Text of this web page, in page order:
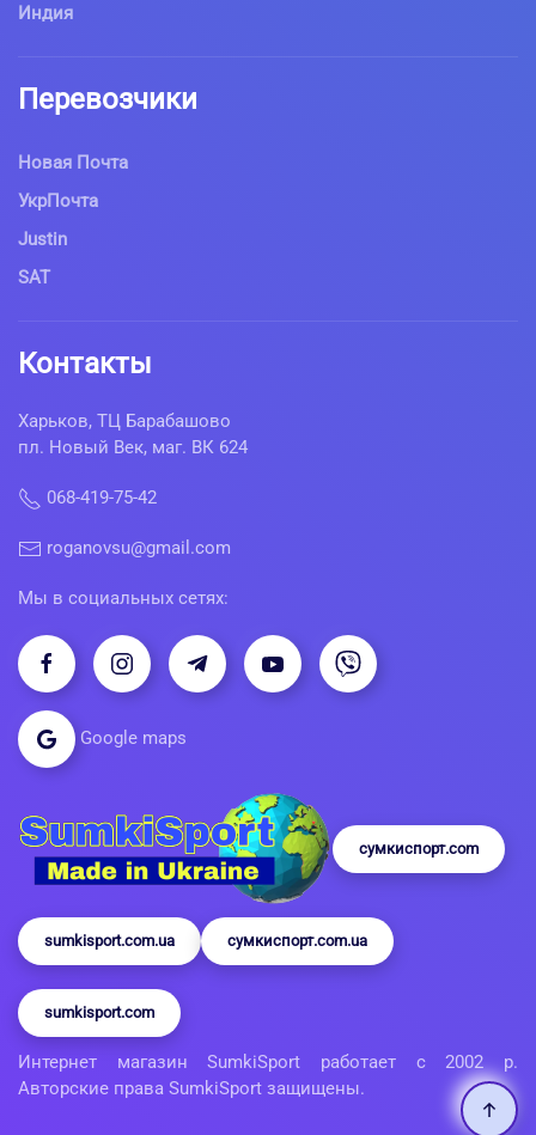
Индия
Перевозчики
Новая Почта
УкрПочта
Justin
SAT
Контакты
Харьков, ТЦ Барабашово
пл. Новый Век, маг. ВК 624
068-419-75-42
roganovsu@gmail.com
Мы в социальных сетях:
Google maps
сумкиспорт.com
sumkisport.com.ua сумкиспорт.com.ua
sumkisport.com
Интернет магазин SumkiSport работает с 2002 р.
Авторские права SumkiSport защищены.